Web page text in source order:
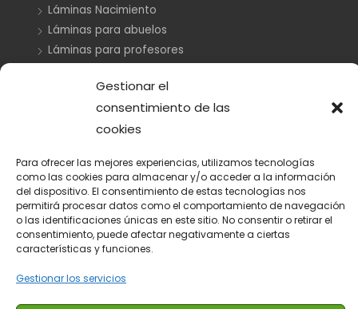
Gestionar el
consentimiento de las
cookies
Para ofrecer las mejores experiencias, utilizamos tecnologías
como las cookies para almacenar y/o acceder a la información
del dispositivo. El consentimiento de estas tecnologías nos
permitirá procesar datos como el comportamiento de navegación
o las identificaciones únicas en este sitio. No consentir o retirar el
consentimiento, puede afectar negativamente a ciertas
características y funciones.
Gestionar los servicios
Láminas Nacimiento
Láminas para abuelos
Láminas para profesores
Recordatorios Bautizo
Ratoncito Pérez
Sellos
Sellos Bautizo
Sellos Comunión